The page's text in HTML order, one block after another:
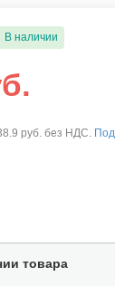
В наличии
руб. без НДС.
товара